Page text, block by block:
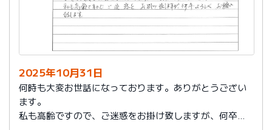
2025年10月31日
何時も大変お世話になっております。ありがとうござい
ます。
私も高齢ですので、ご迷惑をお掛け致しますが、何卒よ